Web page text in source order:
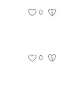
程学习，由授
不同学习进
0
0